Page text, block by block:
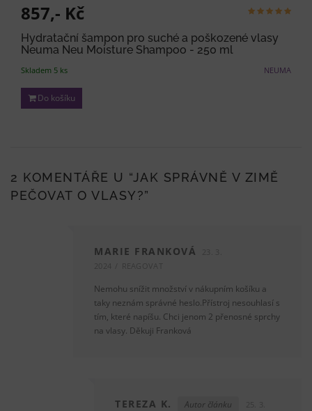
857,- Kč
Hydratační šampon pro suché a poškozené vlasy
Neuma Neu Moisture Shampoo - 250 ml
NEUMA
Skladem 5 ks
Do košíku
2 KOMENTÁŘE U “JAK SPRÁVNĚ V ZIMĚ
PEČOVAT O VLASY?”
MARIE FRANKOVÁ
Nemohu snížit množství v nákupním košíku a
taky neznám správné heslo.Přístroj nesouhlasí s
tím, které napíšu. Chci jenom 2 přenosné sprchy
na vlasy. Děkuji Franková
TEREZA K. Autor článku